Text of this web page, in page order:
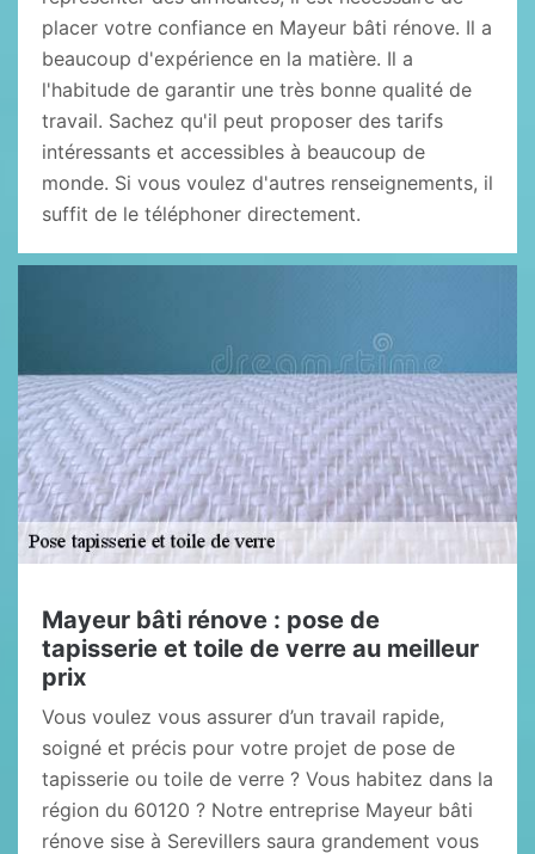
placer votre confiance en Mayeur bâti rénove. Il a
beaucoup d'expérience en la matière. Il a
l'habitude de garantir une très bonne qualité de
travail. Sachez qu'il peut proposer des tarifs
intéressants et accessibles à beaucoup de
monde. Si vous voulez d'autres renseignements, il
suffit de le téléphoner directement.
Mayeur bâti rénove : pose de
tapisserie et toile de verre au meilleur
prix
Vous voulez vous assurer d’un travail rapide,
soigné et précis pour votre projet de pose de
tapisserie ou toile de verre ? Vous habitez dans la
région du 60120 ? Notre entreprise Mayeur bâti
rénove sise à Serevillers saura grandement vous